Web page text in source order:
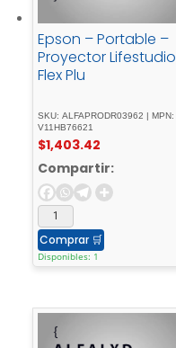
Epson – Portable –
Proyector Lifestudio
Flex Plu
SKU: ALFAPRODR03962 | MPN:
V11HB76621
$1,403.42
Compartir:
Comprar 🛒
Disponibles: 1